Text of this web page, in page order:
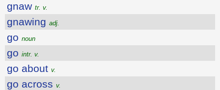
gnaw tr. v.
gnawing adj.
go noun
go intr. v.
go about v.
go across v.